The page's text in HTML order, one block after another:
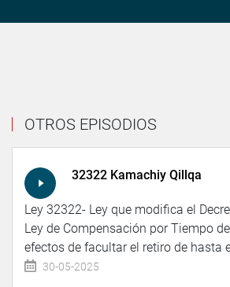
OTROS EPISODIOS
32322 Kamachiy Qillqa
Ley 32322- Ley que modifica el
Ley de Compensación por Tiempo
efectos de facultar el retiro de hasta
30-05-2025